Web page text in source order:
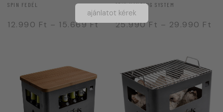
SPIN FEDÉL
12.990 Ft – 15.669Ft
SPIN HANGING SYSTEM
25.990Ft – 29.990 Ft
ajánlatot kérek